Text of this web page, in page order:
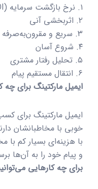
۱. نرخ بازگشت سرمایه (ROI) خوب
۲. اثربخشی آنی
۳. سریع و مقرون‌به‌صرفه
۴. شروع آسان
۵. تحلیل رفتار مشتری
۶. انتقال مستقیم پیام
ایمیل مارکتینگ برای
ایمیل مارکتینگ برای
خوبی با مخاطبانشان
با هزینه‌ای بسیار کم با
و پیام خود را به آن‌ها
برای چه کارهایی